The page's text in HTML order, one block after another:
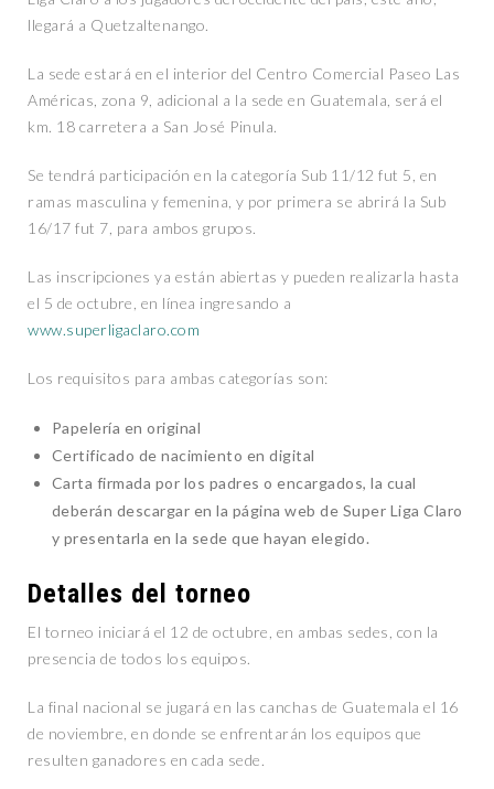
llegará a Quetzaltenango.
La sede estará en el interior del Centro Comercial Paseo Las
Américas, zona 9, adicional a la sede en Guatemala, será el
km. 18 carretera a San José Pinula.
Se tendrá participación en la categoría Sub 11/12 fut 5, en
ramas masculina y femenina, y por primera se abrirá la Sub
16/17 fut 7, para ambos grupos.
Las inscripciones ya están abiertas y pueden realizarla hasta
el 5 de octubre, en línea ingresando a
www.superligaclaro.com
Los requisitos para ambas categorías son:
Papelería en original
Certificado de nacimiento en digital
Carta firmada por los padres o encargados, la cual
deberán descargar en la página web de Super Liga Claro
y presentarla en la sede que hayan elegido.
Detalles del torneo
El torneo iniciará el 12 de octubre, en ambas sedes, con la
presencia de todos los equipos.
La final nacional se jugará en las canchas de Guatemala el 16
de noviembre, en donde se enfrentarán los equipos que
resulten ganadores en cada sede.